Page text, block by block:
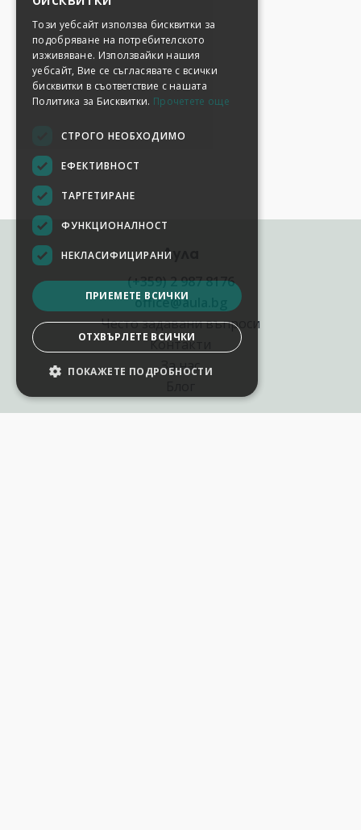
Аула
(+359) 2 987 8176
office@aula.bg
Често задавани въпроси
Контакти
За нас
Този уебсайт използва бисквитки за
подобряване на потребителското
изживяване. Използвайки нашия
уебсайт, Вие се съгласявате с всички
бисквитки в съответствие с нашата
Политика за Бисквитки. Прочетете още
СТРОГО НЕОБХОДИМО
ЕФЕКТИВНОСТ
ТАРГЕТИРАНЕ
ФУНКЦИОНАЛНОСТ
НЕКЛАСИФИЦИРАНИ
ПРИЕМЕТЕ ВСИЧКИ
ОТХВЪРЛЕТЕ ВСИЧКИ
ПОКАЖЕТЕ ПОДРОБНОСТИ